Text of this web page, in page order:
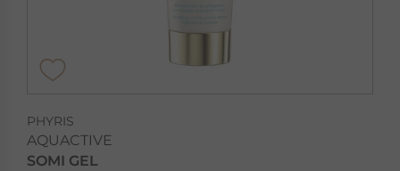
PHYRIS
AQUACTIVE
SOMI GEL